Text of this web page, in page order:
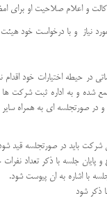
و اعلام صلاحیت او برای
نیاز و با درخواست خود هیئت
در حیطه اختیارات خود
و به اداره ثبت شرکت ها
در صورتجلسه ای به همراه
باید در صورتجلسه قید
جلسه با ذکر تعداد
با اشاره به ان پیوست شود.
ذکر شود